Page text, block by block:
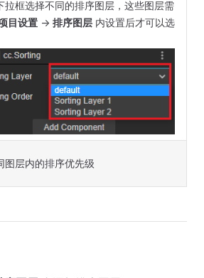
拉框选择不同的排序图层，这些图层需
目设置 -> 排序图层 内设置后才可以选
图层内的排序优先级